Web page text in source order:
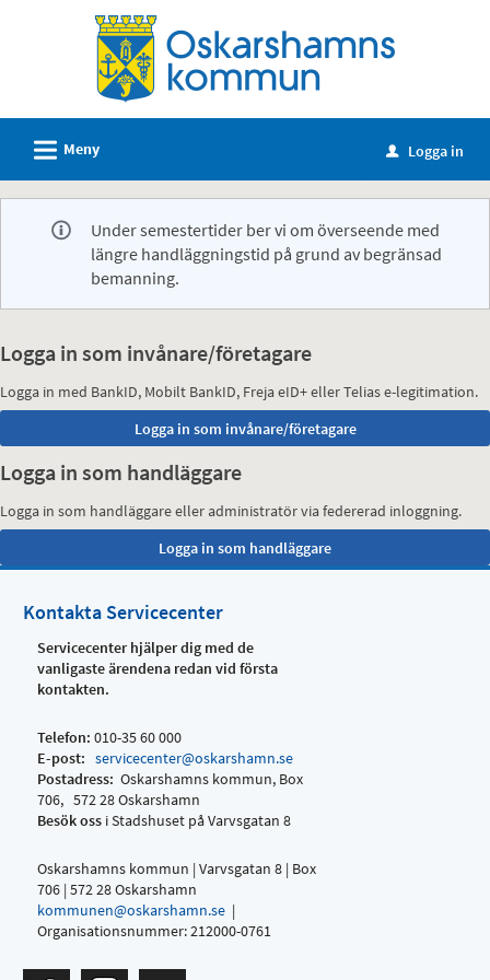
Välkommen
Oskarshamns
kommun
L Meny u Logga in
Under semestertider ber vi om överseende med
längre handläggningstid på grund av begränsad
bemanning.
Logga in som invånare/företagare
Logga in med BankID, Mobilt BankID, Freja eID+ eller Telias e-legitimation.
Logga in som handläggare
Logga in som handläggare eller administratör via federerad inloggning.
Kontakta Servicecenter
Servicecenter hjälper dig med de
vanligaste ärendena redan vid första
kontakten.
Telefon: 010-35 60 000
E-post: servicecenter@oskarshamn.se
Postadress: Oskarshamns kommun, Box
706, 572 28 Oskarshamn
Besök oss i Stadshuset på Varvsgatan 8
Oskarshamns kommun | Varvsgatan 8 | Box
706 | 572 28 Oskarshamn
kommunen@oskarshamn.se |
Organisationsnummer: 212000-0761